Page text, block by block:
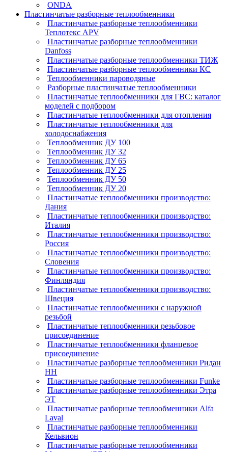
ONDA
Пластинчатые разборные теплообменники
Пластинчатые разборные теплообменники
Теплотекс APV
Пластинчатые разборные теплообменники
Danfoss
Пластинчатые разборные теплообменники ТИЖ
Пластинчатые разборные теплообменники КC
Теплообменники пароводяные
Разборные пластинчатые теплообменники
Пластинчатые теплообменники для ГВС: каталог
моделей с подбором
Пластинчатые теплообменники для отопления
Пластинчатые теплообменники для
холодоснабжения
Теплообменник ДУ 100
Теплообменник ДУ 32
Теплообменник ДУ 65
Теплообменник ДУ 25
Теплообменник ДУ 50
Теплообменник ДУ 20
Пластинчатые теплообменники производство:
Дания
Пластинчатые теплообменники производство:
Италия
Пластинчатые теплообменники производство:
Россия
Пластинчатые теплообменники производство:
Словения
Пластинчатые теплообменники производство:
Финляндия
Пластинчатые теплообменники производство:
Швеция
Пластинчатые теплообменники с наружной
резьбой
Пластинчатые теплообменники резьбовое
присоединение
Пластинчатые теплообменники фланцевое
присоединение
Пластинчатые разборные теплообменники Ридан
НН
Пластинчатые разборные теплообменники Funke
Пластинчатые разборные теплообменники Этра
ЭТ
Пластинчатые разборные теплообменники Alfa
Laval
Пластинчатые разборные теплообменники
Кельвион
Пластинчатые разборные теплообменники